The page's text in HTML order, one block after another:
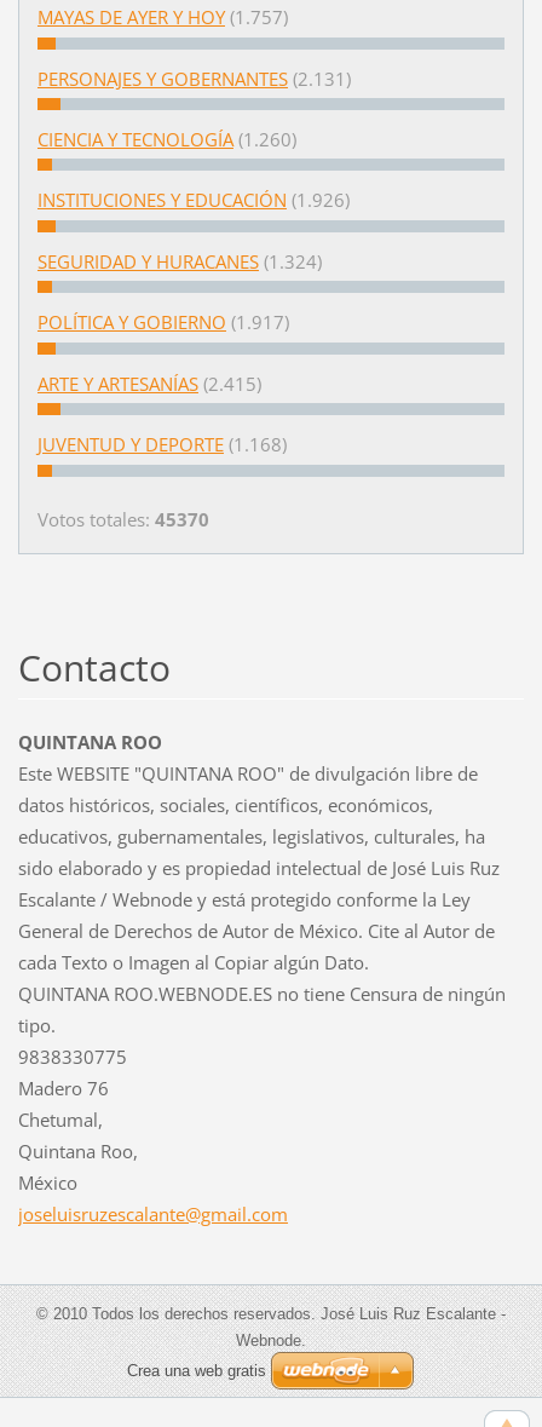
MAYAS DE AYER Y HOY (1.757)
PERSONAJES Y GOBERNANTES (2.131)
CIENCIA Y TECNOLOGÍA (1.260)
INSTITUCIONES Y EDUCACIÓN (1.926)
SEGURIDAD Y HURACANES (1.324)
POLÍTICA Y GOBIERNO (1.917)
ARTE Y ARTESANÍAS (2.415)
JUVENTUD Y DEPORTE (1.168)
Votos totales: 45370
Contacto
QUINTANA ROO
Este WEBSITE "QUINTANA ROO" de divulgación libre de
datos históricos, sociales, científicos, económicos,
educativos, gubernamentales, legislativos, culturales, ha
sido elaborado y es propiedad intelectual de José Luis Ruz
Escalante / Webnode y está protegido conforme la Ley
General de Derechos de Autor de México. Cite al Autor de
cada Texto o Imagen al Copiar algún Dato.
QUINTANA ROO.WEBNODE.ES no tiene Censura de ningún
tipo.
9838330775
Madero 76
Chetumal,
Quintana Roo,
México
joseluisruzescalante@gmail.com
© 2010 Todos los derechos reservados. José Luis Ruz Escalante -
Webnode.
Crea una web gratis